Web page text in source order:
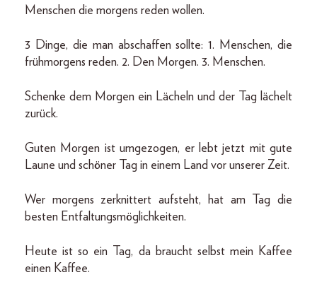
Menschen die morgens reden wollen.
3 Dinge, die man abschaffen sollte: 1. Menschen, die
frühmorgens reden. 2. Den Morgen. 3. Menschen.
Schenke dem Morgen ein Lächeln und der Tag lächelt
zurück.
Guten Morgen ist umgezogen, er lebt jetzt mit gute
Laune und schöner Tag in einem Land vor unserer Zeit.
Wer morgens zerknittert aufsteht, hat am Tag die
besten Entfaltungsmöglichkeiten.
Heute ist so ein Tag, da braucht selbst mein Kaffee
einen Kaffee.